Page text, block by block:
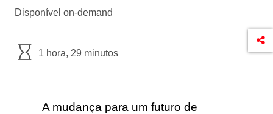
Disponível on-demand
1 hora, 29 minutos
A mudança para um futuro de